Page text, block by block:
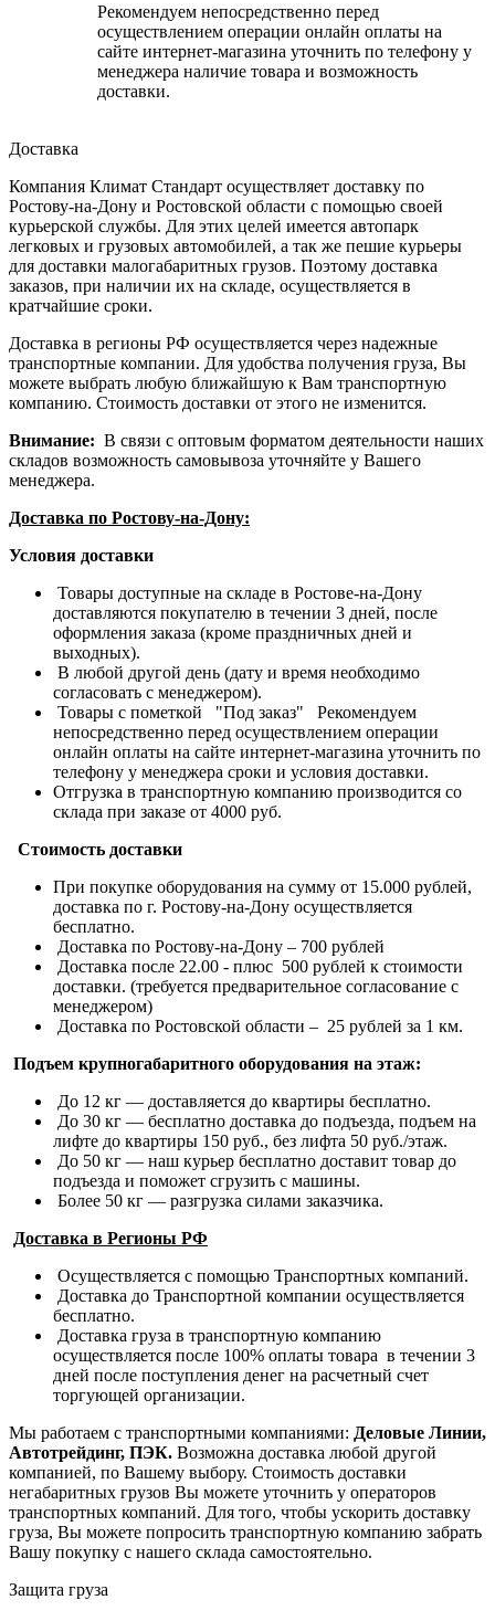
Рекомендуем непосредственно перед
осуществлением операции онлайн оплаты на
сайте интернет-магазина уточнить по телефону у
менеджера наличие товара и возможность
доставки.
Доставка
Компания Климат Стандарт осуществляет доставку по
Ростову-на-Дону и Ростовской области с помощью своей
курьерской службы. Для этих целей имеется автопарк
легковых и грузовых автомобилей, а так же пешие курьеры
для доставки малогабаритных грузов. Поэтому доставка
заказов, при наличии их на складе, осуществляется в
кратчайшие сроки.
Доставка в регионы РФ осуществляется через надежные
транспортные компании. Для удобства получения груза, Вы
можете выбрать любую ближайшую к Вам транспортную
компанию. Стоимость доставки от этого не изменится.
Внимание: В связи с оптовым форматом деятельности наших
складов возможность самовывоза уточняйте у Вашего
менеджера.
Доставка по Ростову-на-Дону:
Условия доставки
Товары доступные на складе в Ростове-на-Дону
доставляются покупателю в течении 3 дней, после
оформления заказа (кроме праздничных дней и
выходных).
В любой другой день (дату и время необходимо
согласовать с менеджером).
Товары с пометкой "Под заказ" Рекомендуем
непосредственно перед осуществлением операции
онлайн оплаты на сайте интернет-магазина уточнить по
телефону у менеджера сроки и условия доставки.
Отгрузка в транспортную компанию производится со
склада при заказе от 4000 руб.
Стоимость доставки
При покупке оборудования на сумму от 15.000 рублей,
доставка по г. Ростову-на-Дону осуществляется
бесплатно.
Доставка по Ростову-на-Дону – 700 рублей
Доставка после 22.00 - плюс 500 рублей к стоимости
доставки. (требуется предварительное согласование с
менеджером)
Доставка по Ростовской области – 25 рублей за 1 км.
Подъем крупногабаритного оборудования на этаж:
До 12 кг — доставляется до квартиры бесплатно.
До 30 кг — бесплатно доставка до подъезда, подъем на
лифте до квартиры 150 руб., без лифта 50 руб./этаж.
До 50 кг — наш курьер бесплатно доставит товар до
подъезда и поможет сгрузить с машины.
Более 50 кг — разгрузка силами заказчика.
Доставка в Регионы РФ
Осуществляется с помощью Транспортных компаний.
Доставка до Транспортной компании осуществляется
бесплатно.
Доставка груза в транспортную компанию
осуществляется после 100% оплаты товара в течении 3
дней после поступления денег на расчетный счет
торгующей организации.
Мы работаем с транспортными компаниями: Деловые Линии,
Автотрейдинг, ПЭК. Возможна доставка любой другой
компанией, по Вашему выбору. Стоимость доставки
негабаритных грузов Вы можете уточнить у операторов
транспортных компаний. Для того, чтобы ускорить доставку
груза, Вы можете попросить транспортную компанию забрать
Вашу покупку с нашего склада самостоятельно.
Защита груза